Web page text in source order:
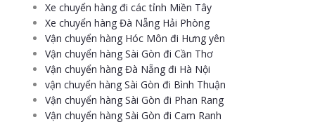
Xe chuyển hàng đi các tỉnh Miền Tây
Xe chuyển hàng Đà Nẵng Hải Phòng
Vận chuyển hàng Hóc Môn đi Hưng yên
Vận chuyển hàng Sài Gòn đi Cần Thơ
Vận chuyển hàng Đà Nẵng đi Hà Nội
vận chuyển hàng Sài Gòn đi Bình Thuận
Vận chuyển hàng Sài Gòn đi Phan Rang
Vận chuyển hàng Sài Gòn đi Cam Ranh